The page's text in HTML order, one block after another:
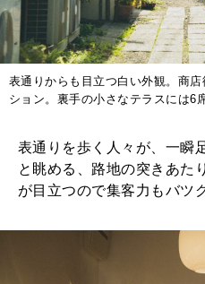
表通りからも目立つ白い外観。商
ション。裏手の小さなテラスには6
表通りを歩く人々が、一瞬
と眺める、路地の突きあた
が目立つので集客力もバツ